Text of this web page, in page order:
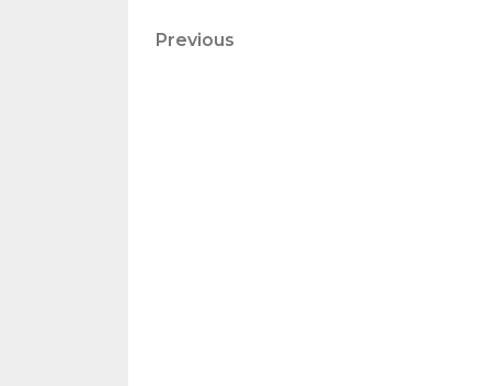
Nawigacja
Previous
Previous